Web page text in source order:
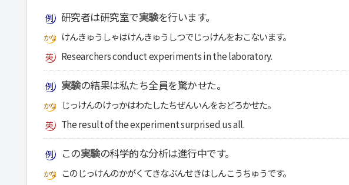
研究者は研究室で実験を行います。
けんきゅうしゃはけんきゅうしつでじっけんをおこないます。
Researchers conduct experiments in the laboratory.
実験の結果は私たち全員を驚かせた。
じっけんのけっかはわたしたちぜんいんをおどろかせた。
The result of the experiment surprised us all.
この実験の科学的な分析は進行中です。
このじっけんのかがくてきなぶんせきはしんこうちゅうです。